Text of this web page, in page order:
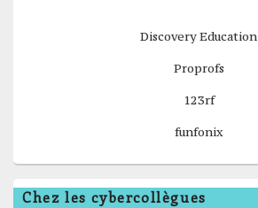
Discovery Education
Proprofs
123rf
funfonix
Chez les cybercollègues